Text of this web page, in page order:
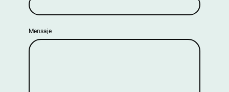
Mensaje